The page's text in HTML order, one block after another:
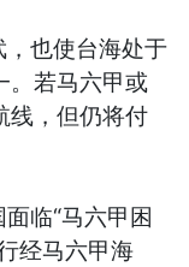
也使台海处于
。若马六甲或
线，但仍将付
临“马六甲困
经马六甲海